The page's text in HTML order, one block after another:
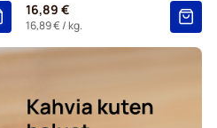
16,89 €
16,89 €/ kg.